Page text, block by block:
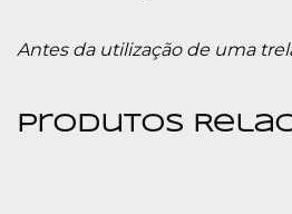
Antes da utilização de uma
Produtos